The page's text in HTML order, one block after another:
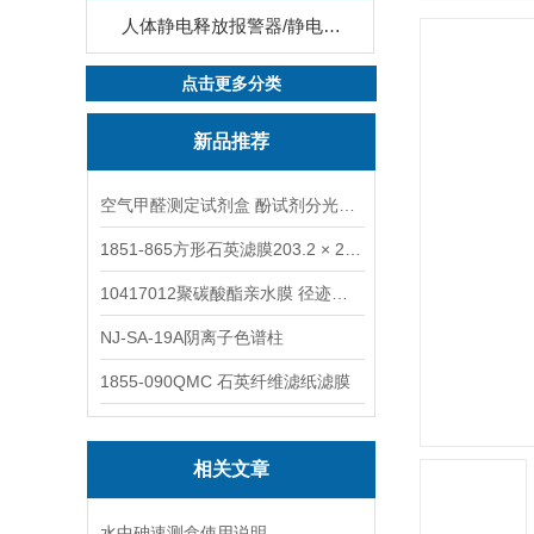
人体静电释放报警器/静电保护器
点击更多分类
新品推荐
NJ-SA-19A阴离子色谱柱
1855-090QMC 石英纤维滤纸滤膜
相关文章